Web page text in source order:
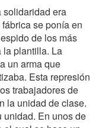
solidaridad era
se ponía en
de los más
la plantilla. La
un arma que
Esta represión
trabajadores de
la unidad de clase.
unidad. En unos de